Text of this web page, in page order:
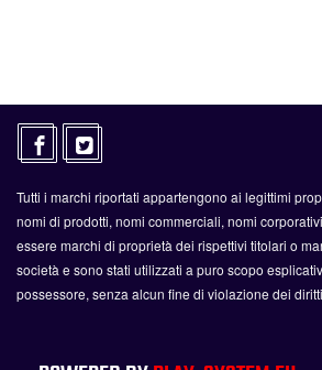
Tutti i marchi riportati appartengono ai legittimi
nomi di prodotti, nomi commerciali, nomi
essere marchi di proprietà dei rispettivi titolari o
società e sono stati utilizzati a puro scopo
possessore, senza alcun fine di violazione dei